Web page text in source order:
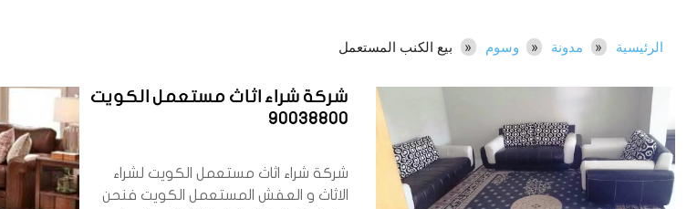
الرئيسية مدونة وسوم بيع الكنب المستعمل
شركة شراء اثاث مستعمل الكويت
90038800
شركة شراء اثاث مستعمل الكويت لشراء
الاثاث و العفش المستعمل الكويت فنحن